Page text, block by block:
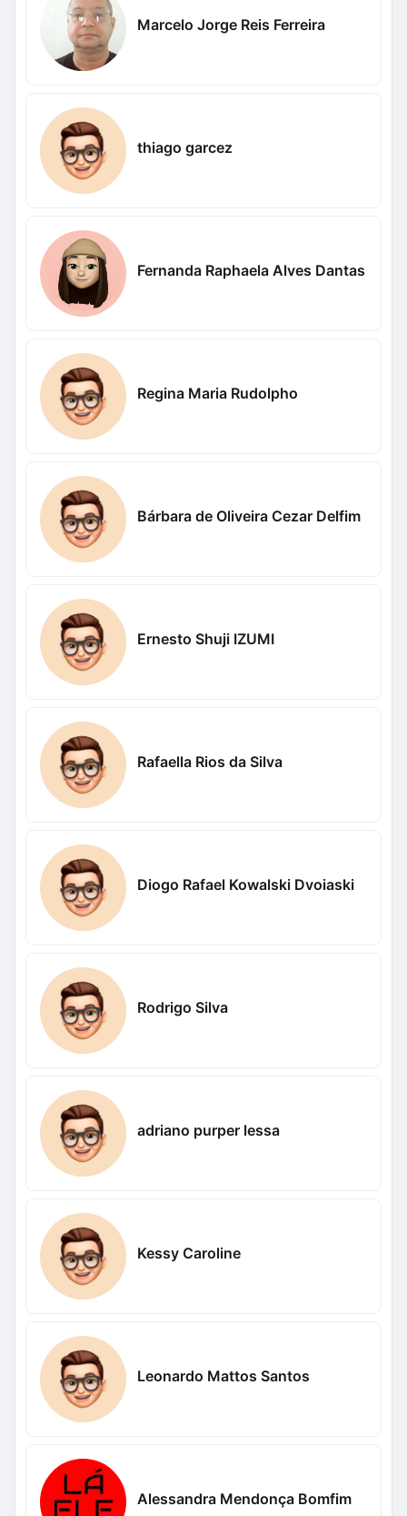
Marcelo Jorge Reis Ferreira
thiago garcez
Fernanda Raphaela Alves Dantas
Regina Maria Rudolpho
Bárbara de Oliveira Cezar Delfim
Ernesto Shuji IZUMI
Rafaella Rios da Silva
Diogo Rafael Kowalski Dvoiaski
Rodrigo Silva
adriano purper lessa
Kessy Caroline
Leonardo Mattos Santos
Alessandra Mendonça Bomfim